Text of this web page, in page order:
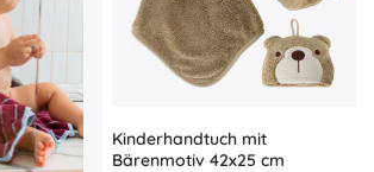
Kinderhandtuch mit
Bärenmotiv 42x25 cm